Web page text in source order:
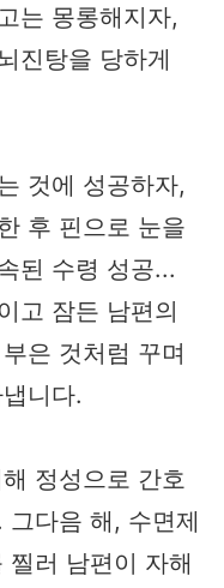
는 몽롱해지자,
진탕을 당하게
것에 성공하자,
후 핀으로 눈을
된 수령 성공...
고 잠든 남편의
은 것처럼 꾸며
니다.
정성으로 간호
다음 해, 수면제
러 남편이 자해